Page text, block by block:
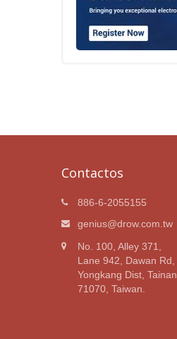
Contactos
886-6-2055155
genius@drow.com.tw
No. 100, Alley 371,
Lane 942, Dawan Rd,
Yongkang Dist, Tainan
71070, Taiwan.